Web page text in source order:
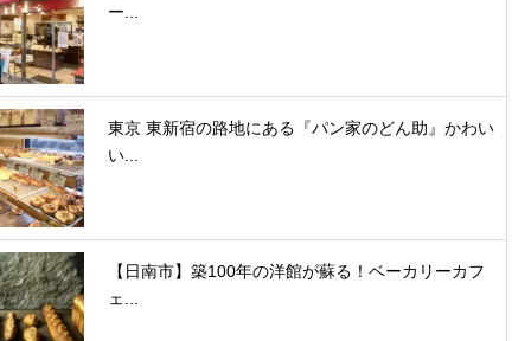
ー...
東京 東新宿の路地にある『パン家のどん助』かわい
い...
【日南市】築100年の洋館が蘇る！ベーカリーカフ
ェ...